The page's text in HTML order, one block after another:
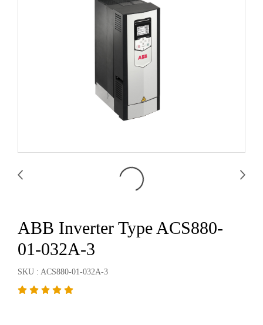
ABB Inverter Type ACS880-
01-032A-3
SKU : ACS880-01-032A-3